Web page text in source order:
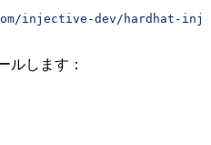
injective-dev/hardhat-inj
ルします：